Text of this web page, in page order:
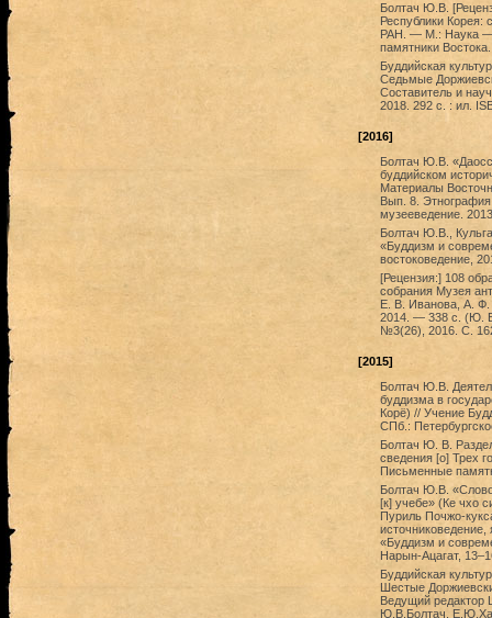
Болтач Ю.В.
Республики Корея:
РАН. — М.: Наука —
памятники
Буддийская
Седьмые
Составитель и
2018. 292 с. : ил.
[2016]
Болтач Ю.В.
буддийском
Материалы
Вып. 8.
музееведение.
Болтач Ю.В.,
«Буддизм и
востоковедение,
[Рецензия:] 108
собрания Музея
Е. В. Иванова, А.
2014. — 338 с. (Ю.
№3(26), 2016. С.
[2015]
Болтач Ю.В.
буддизма в
Корё) // Учение
СПб.:
Болтач Ю. В.
сведения [о] Трех
Письменные
Болтач Ю.В.
[к] учебе» (Ке чхо
Пуриль Почжо-
«Буддизм и
Нарын-Ацагат,
Буддийская
Шестые
Ведущий редактор
Ю.В.Болтач,